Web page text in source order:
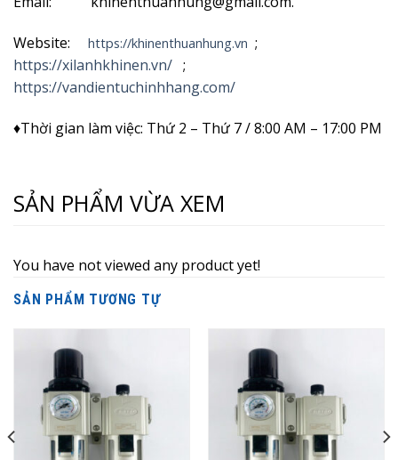
Website: https://khinenthuanhung.vn ;
https://xilanhkhinen.vn/ ;
https://vandientuchinhhang.com/
♦Thời gian làm việc: Thứ 2 – Thứ 7 / 8:00 AM – 17:00 PM
SẢN PHẨM VỪA XEM
You have not viewed any product yet!
SẢN PHẨM TƯƠNG TỰ